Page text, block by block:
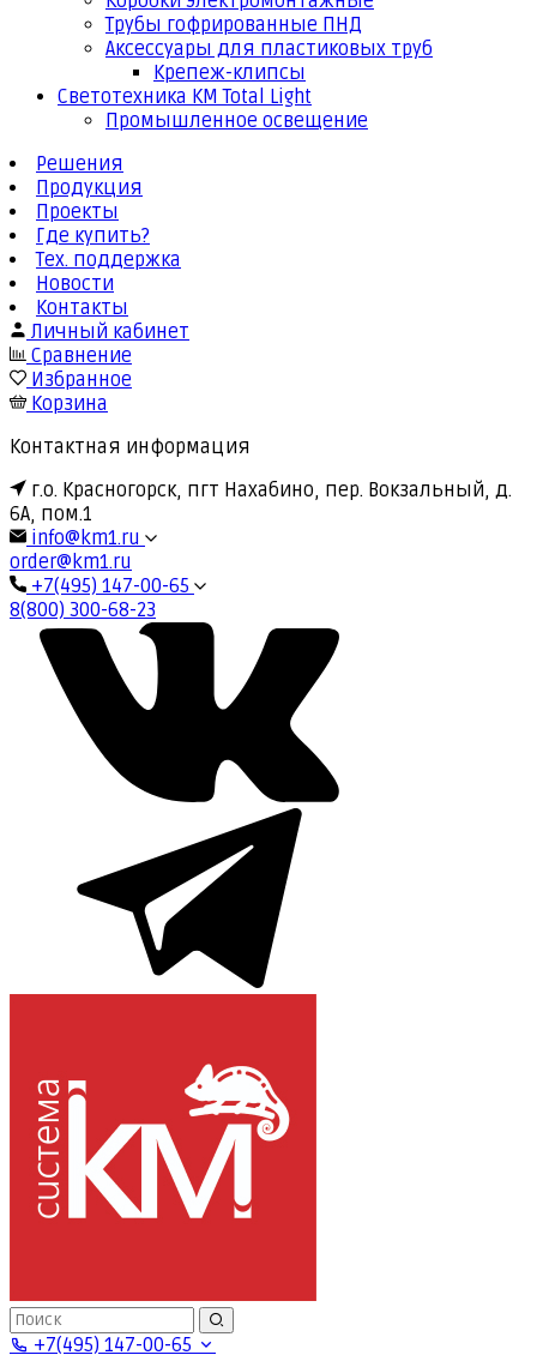
Трубы гофрированные ПНД
Аксессуары для пластиковых труб
Крепеж-клипсы
Светотехника КМ Total Light
Промышленное освещение
Решения
Продукция
Проекты
Где купить?
Тех. поддержка
Новости
Контакты
Личный кабинет
Сравнение
Избранное
Корзина
Контактная информация
г.о. Красногорск, пгт Нахабино, пер. Вокзальный, д.
6А, пом.1
info@km1.ru
order@km1.ru
+7(495) 147-00-65
8(800) 300-68-23
+7(495) 147-00-65